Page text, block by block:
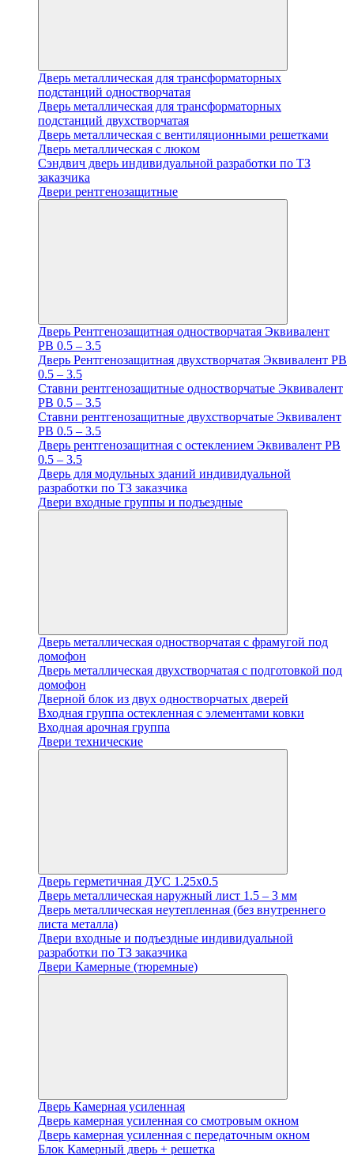
Дверь металлическая для трансформаторных
подстанций одностворчатая
Дверь металлическая для трансформаторных
подстанций двухстворчатая
Дверь металлическая с вентиляционными решетками
Дверь металлическая с люком
Cэндвич дверь индивидуальной разработки по ТЗ
заказчика
Двери рентгенозащитные
Дверь Рентгенозащитная одностворчатая Эквивалент
PB 0.5 – 3.5
Дверь Рентгенозащитная двухстворчатая Эквивалент PB
0.5 – 3.5
Ставни рентгенозащитные одностворчатые Эквивалент
PB 0.5 – 3.5
Ставни рентгенозащитные двухстворчатые Эквивалент
PB 0.5 – 3.5
Дверь рентгенозащитная с остеклением Эквивалент PB
0.5 – 3.5
Дверь для модульных зданий индивидуальной
разработки по ТЗ заказчика
Двери входные группы и подъездные
Дверь металлическая одностворчатая с фрамугой под
домофон
Дверь металлическая двухстворчатая с подготовкой под
домофон
Дверной блок из двух одностворчатых дверей
Входная группа остекленная с элементами ковки
Входная арочная группа
Двери технические
Дверь герметичная ДУС 1.25х0.5
Дверь металлическая наружный лист 1.5 – 3 мм
Дверь металлическая неутепленная (без внутреннего
листа металла)
Двери входные и подъездные индивидуальной
разработки по ТЗ заказчика
Двери Камерные (тюремные)
Дверь Камерная усиленная
Дверь камерная усиленная со смотровым окном
Дверь камерная усиленная с передаточным окном
Блок Камерный дверь + решетка